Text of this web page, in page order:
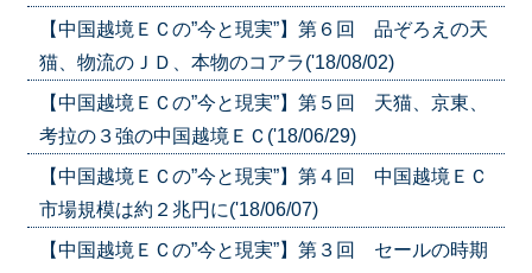
【中国越境ＥＣの”今と現実”】第６回 品ぞろえの天
猫、物流のＪＤ、本物のコアラ('18/08/02)
【中国越境ＥＣの”今と現実”】第５回 天猫、京東、
考拉の３強の中国越境ＥＣ('18/06/29)
【中国越境ＥＣの”今と現実”】第４回 中国越境ＥＣ
市場規模は約２兆円に('18/06/07)
【中国越境ＥＣの”今と現実”】第３回 セールの時期